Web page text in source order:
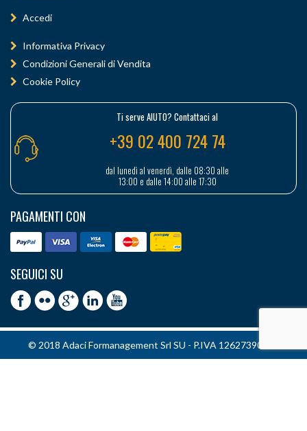
Accedi
Informativa Privacy
Condizioni Generali di Vendita
Cookie Policy
Ti serve AIUTO? Contattaci al
+39 02 400 724 74
dal lunedì al venerdì, dalle 08:30 alle
13:00 e dalle 14:00 alle 17:30
PAGAMENTI CON
SEGUICI SU
© 2018 Adaci Formanagement Srl SU - P.IVA 12627390151